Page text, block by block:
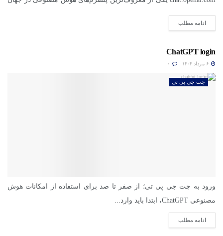
است....
ادامه مطلب
ChatGPT login
چت جی پی تی
ورود به چت جی پی تی؛ از صفر تا صد برای استفاده از امکانات هوش
مصنوعی ChatGPT، ابتدا باید وارد...
ادامه مطلب